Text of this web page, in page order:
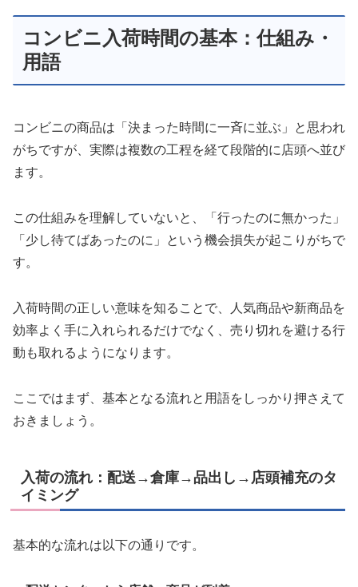
コンビニ入荷時間の基本：仕組み・
用語
コンビニの商品は「決まった時間に一斉に並ぶ」と思われ
がちですが、実際は複数の工程を経て段階的に店頭へ並び
ます。
この仕組みを理解していないと、「行ったのに無かった」
「少し待てばあったのに」という機会損失が起こりがちで
す。
入荷時間の正しい意味を知ることで、人気商品や新商品を
効率よく手に入れられるだけでなく、売り切れを避ける行
動も取れるようになります。
ここではまず、基本となる流れと用語をしっかり押さえて
おきましょう。
入荷の流れ：配送→倉庫→品出し→店頭補充のタ
イミング
基本的な流れは以下の通りです。